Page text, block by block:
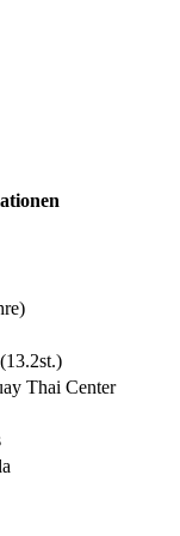
Thai Center